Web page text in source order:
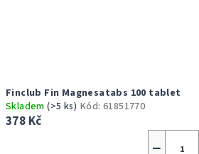
Finclub Fin Magnesatabs 100 tablet
Skladem(>5 ks) Kód:61851770
378 Kč
−